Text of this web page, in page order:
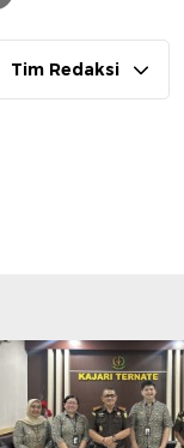
Tim Redaksi